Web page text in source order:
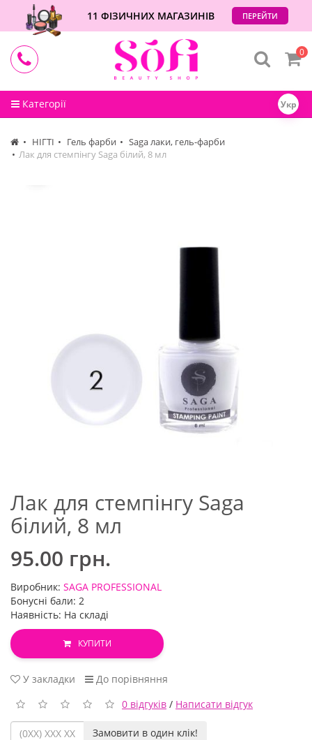
11 ФІЗИЧНИХ МАГАЗИНІВ ПЕРЕЙТИ
Категорії Укр
0
НІГТІ Гель фарби
Saga лаки, гель-фарби
Лак для стемпінгу Saga білий, 8 мл
Лак для стемпінгу Saga
білий, 8 мл
95.00 грн.
Виробник: SAGA PROFESSIONAL
Бонусні бали: 2
Наявність: На складі
КУПИТИ
У закладки
До порівняння
0 відгуків / Написати відгук
Замовити в один клік!